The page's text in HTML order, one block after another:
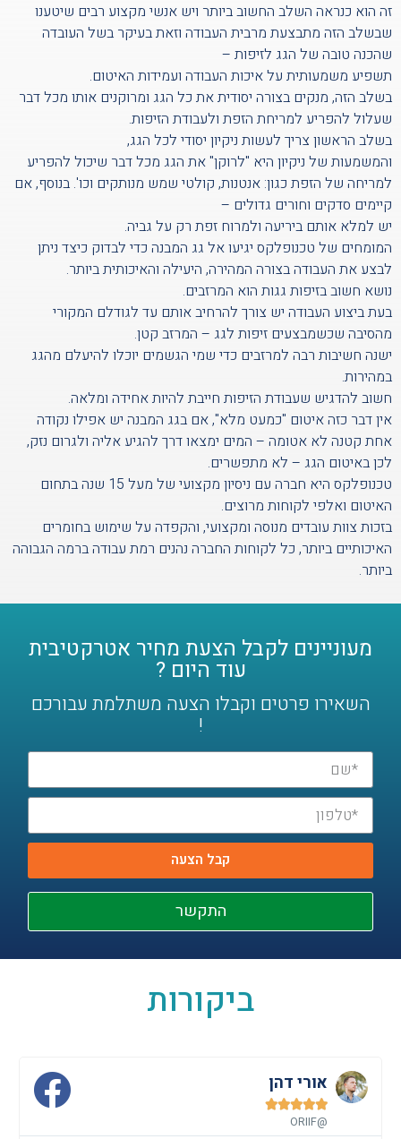
זה הוא כנראה השלב החשוב ביותר ויש אנשי מקצוע רבים שיטענו
שבשלב הזה מתבצעת מרבית העבודה וזאת בעיקר בשל העובדה
שהכנה טובה של הגג לזיפות –
תשפיע משמעותית על איכות העבודה ועמידות האיטום.
בשלב הזה, מנקים בצורה יסודית את כל הגג ומרוקנים אותו מכל דבר
שעלול להפריע למריחת הזפת ולעבודת הזיפות.
בשלב הראשון צריך לעשות ניקיון יסודי לכל הגג,
והמשמעות של ניקיון היא "לרוקן" את הגג מכל דבר שיכול להפריע
למריחה של הזפת כגון: אנטנות, קולטי שמש מנותקים וכו'. בנוסף, אם
קיימים סדקים וחורים גדולים –
יש למלא אותם ביריעה ולמרוח זפת רק על גביה.
המומחים של טכנופלקס יגיעו אל גג המבנה כדי לבדוק כיצד ניתן
לבצע את העבודה בצורה המהירה, היעילה והאיכותית ביותר.
נושא חשוב בזיפות גגות הוא המרזבים.
בעת ביצוע העבודה יש צורך להרחיב אותם עד לגודלם המקורי
מהסיבה שכשמבצעים זיפות לגג – המרזב קטן.
ישנה חשיבות רבה למרזבים כדי שמי הגשמים יוכלו להיעלם מהגג
במהירות.
חשוב להדגיש שעבודת הזיפות חייבת להיות אחידה ומלאה.
אין דבר כזה איטום "כמעט מלא", אם בגג המבנה יש אפילו נקודה
אחת קטנה לא אטומה – המים ימצאו דרך להגיע אליה ולגרום נזק,
לכן באיטום הגג – לא מתפשרים.
טכנופלקס היא חברה עם ניסיון מקצועי של מעל 15 שנה בתחום
האיטום ואלפי לקוחות מרוצים.
בזכות צוות עובדים מנוסה ומקצועי, והקפדה על שימוש בחומרים
האיכותיים ביותר, כל לקוחות החברה נהנים רמת עבודה ברמה הגבוהה
ביותר.
מעוניינים לקבל הצעת מחיר אטרקטיבית
עוד היום ?
השאירו פרטים וקבלו הצעה משתלמת עבורכם
!
קבל הצעה
התקשר
ביקורות
אורי דהן





@ORIIF